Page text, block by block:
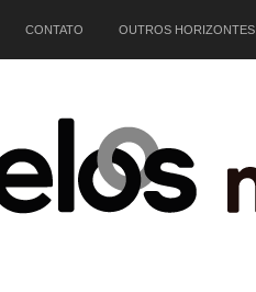
CONTATO OUTROS HORIZONTES
Início Sobre